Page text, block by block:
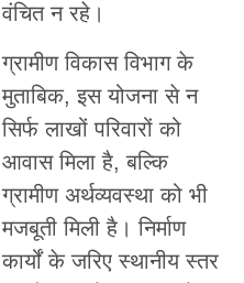
वंचित न रहे।
ग्रामीण विकास विभाग के
मुताबिक, इस योजना से न
सिर्फ लाखों परिवारों को
आवास मिला है, बल्कि
ग्रामीण अर्थव्यवस्था को भी
मजबूती मिली है। निर्माण
कार्यों के जरिए स्थानीय स्तर